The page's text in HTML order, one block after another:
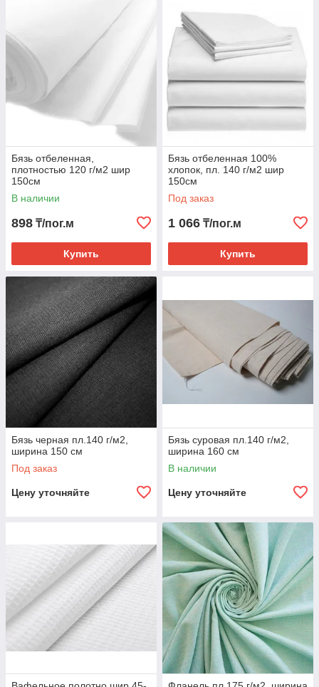
Бязь отбеленная,
плотностью 120 г/м2 шир
150см
В наличии
898 ₸/пог.м
Купить
Бязь отбеленная 100%
хлопок, пл. 140 г/м2 шир
150см
Под заказ
1 066 ₸/пог.м
Купить
Бязь черная пл.140 г/м2,
ширина 150 см
Под заказ
Цену уточняйте
Бязь суровая пл.140 г/м2,
ширина 160 см
В наличии
Цену уточняйте